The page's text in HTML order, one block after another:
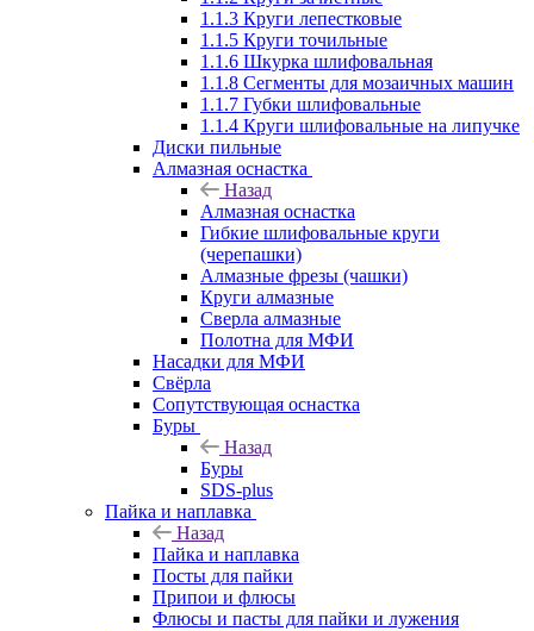
1.1.3 Круги лепестковые
1.1.5 Круги точильные
1.1.6 Шкурка шлифовальная
1.1.8 Сегменты для мозаичных машин
1.1.7 Губки шлифовальные
1.1.4 Круги шлифовальные на липучке
Диски пильные
Алмазная оснастка
Назад
Алмазная оснастка
Гибкие шлифовальные круги
(черепашки)
Алмазные фрезы (чашки)
Круги алмазные
Сверла алмазные
Полотна для МФИ
Насадки для МФИ
Свёрла
Сопутствующая оснастка
Буры
Назад
Буры
SDS-plus
Пайка и наплавка
Назад
Пайка и наплавка
Посты для пайки
Припои и флюсы
Флюсы и пасты для пайки и лужения